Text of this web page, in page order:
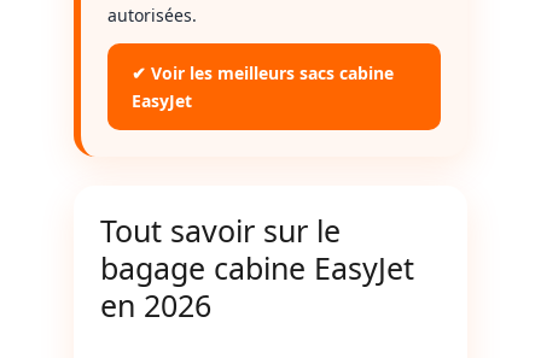
autorisées.
✔ Voir les meilleurs sacs cabine
EasyJet
Tout savoir sur le
bagage cabine EasyJet
en 2026